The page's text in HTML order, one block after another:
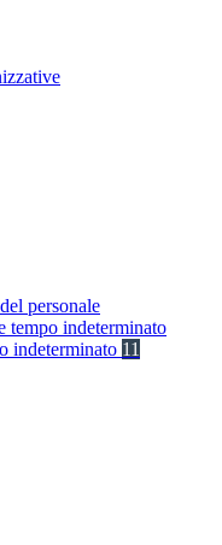
personale
tempo indeterminato
indeterminato 11